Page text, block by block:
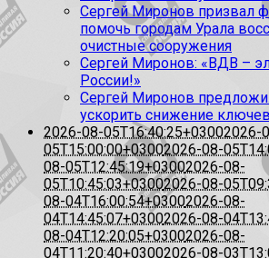
Сергей Миронов призвал
помочь городам Урала
очистные сооружения
Сергей Миронов: «ВДВ –
России!»
Сергей Миронов
ускорить снижение
2026-08-05T16:40:25+03002026-
05T15:00:00+03002026-08-
08-05T12:45:19+03002026-08-
05T10:45:03+03002026-08-
08-04T16:00:54+03002026-08-
04T14:45:07+03002026-08-
08-04T12:20:05+03002026-08-
04T11:20:40+03002026-08-